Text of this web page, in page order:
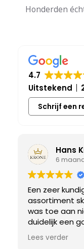
Honderden
4.7
Uitstekend
Schrijf een
Hans
6
Een zeer
assortiment
was toe aan nieuwe schoenen en heb
duidelijk een
breedtemaat
tijd genomen
Lees verder